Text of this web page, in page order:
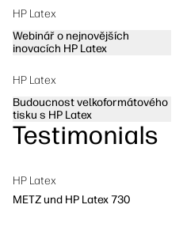
HP Latex
Webinář o nejnovějších
inovacích HP Latex
HP Latex
Budoucnost velkoformátového
tisku s HP Latex
Testimonials
HP Latex
METZ und HP Latex 730